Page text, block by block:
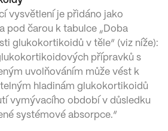
vysvětlení je přidáno jako
pod čarou k tabulce „Doba
glukokortikoidů v těle“ (viz níže):
přípravků s
uvolňováním může vést k
hladinám glukokortikoidů
vymývacího období v důsledku
systémové absorpce.“